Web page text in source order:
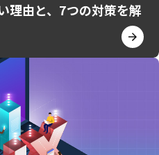
理由と、7つの対策を解